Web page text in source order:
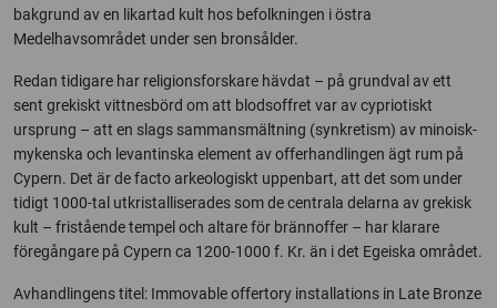
bakgrund av en likartad kult hos befolkningen i östra
Medelhavsområdet under sen bronsålder.
Redan tidigare har religionsforskare hävdat – på grundval av ett
sent grekiskt vittnesbörd om att blodsoffret var av cypriotiskt
ursprung – att en slags sammansmältning (synkretism) av minoisk-
mykenska och levantinska element av offerhandlingen ägt rum på
Cypern. Det är de facto arkeologiskt uppenbart, att det som under
tidigt 1000-tal utkristalliserades som de centrala delarna av grekisk
kult – fristående tempel och altare för brännoffer – har klarare
föregångare på Cypern ca 1200-1000 f. Kr. än i det Egeiska området.
Avhandlingens titel: Immovable offertory installations in Late Bronze